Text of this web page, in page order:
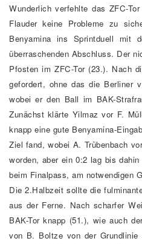
Wunderlich verfehlte das ZFC-
Flauder keine Probleme zu
Benyamina ins Sprintduell mit
überraschenden Abschluss. Der
Pfosten im ZFC-Tor (23.). Nach
gefordert, ohne das die Berliner
wobei er den Ball im BAK-
Zunächst klärte Yilmaz vor F.
knapp eine gute Benyamina-
Ziel fand, wobei A. Trübenbach
worden, aber ein 0:2 lag bis
beim Finalpass, am notwendigen
Die 2.Halbzeit sollte die
aus der Ferne. Nach scharfer
BAK-Tor knapp (51.), wie auch
von B. Boltze von der